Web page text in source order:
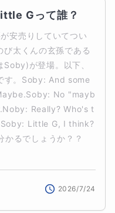
Gって誰？
安売りしていてつい
び太くんの玄孫である
が登場。以下、
す。Soby: And some
No "mayb
Really? Who's t
Little G, I think?
るでしょうか？？
2026/7/24